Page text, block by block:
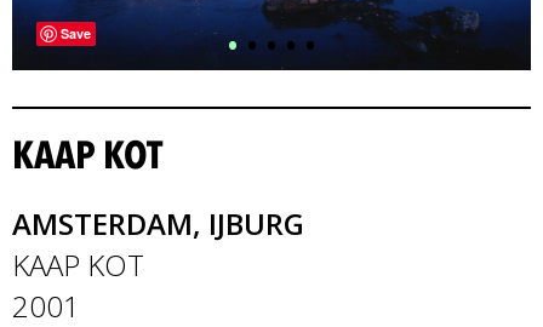
•••••
Save
KAAP KOT
AMSTERDAM, IJBURG
KAAP KOT
2001